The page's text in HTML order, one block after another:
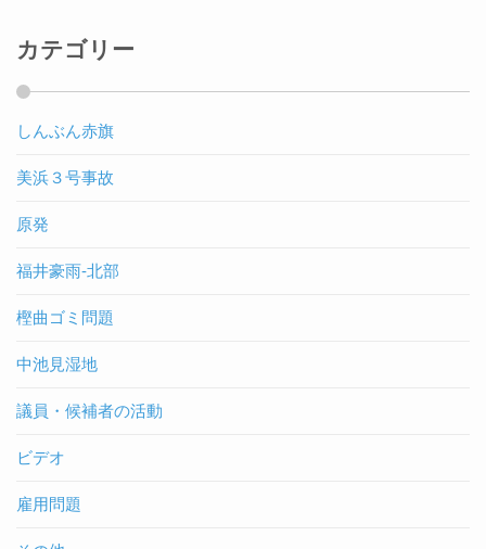
カテゴリー
しんぶん赤旗
美浜３号事故
原発
福井豪雨-北部
樫曲ゴミ問題
中池見湿地
議員・候補者の活動
ビデオ
雇用問題